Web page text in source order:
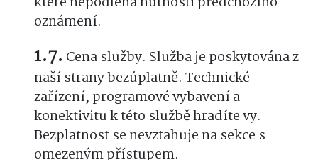
oznámení.
Cena služby. Služba je poskytována z
naší strany bezúplatně. Technické
zařízení, programové vybavení a
konektivitu k této službě hradíte vy.
Bezplatnost se nevztahuje na sekce s
omezeným přístupem.